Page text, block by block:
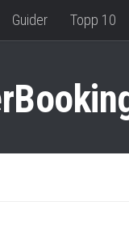
Guider Topp 10